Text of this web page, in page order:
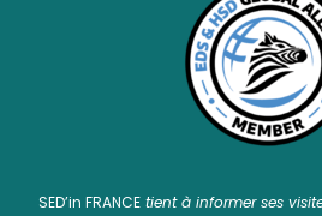
SED’in FRANCEtient à informer ses